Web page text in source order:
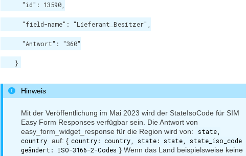
      "id": 13590,
      "field-name": "Lieferant_Besitzer",
      "Antwort": "360"
    }
Hinweis
Mit der Veröffentlichung im Mai 2023 wird der StateIsoCode für SIM
Easy Form Responses verfügbar sein. Die Antwort von
easy_form_widget_response für die Region wird von:
state,
country auf: { country: country, state: state, state_iso_code
geändert: ISO-3166-2-Codes } Wenn das Land beispielsweise keine